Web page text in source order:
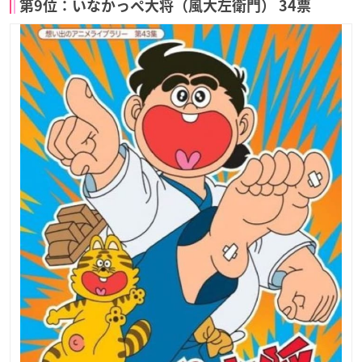
第9位：いなかっぺ大将（風大左衛門） 34票